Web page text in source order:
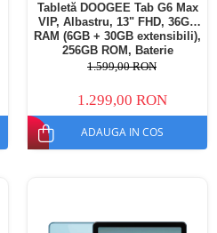
Tabletă DOOGEE Tab G6 Max
VIP, Albastru, 13" FHD, 36GB
RAM (6GB + 30GB extensibili),
256GB ROM, Baterie
10800mAh, Android, Wi-Fi
1.599,00 RON
1.299,00 RON
ADAUGA IN COS